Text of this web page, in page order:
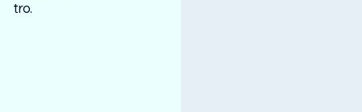
tro.